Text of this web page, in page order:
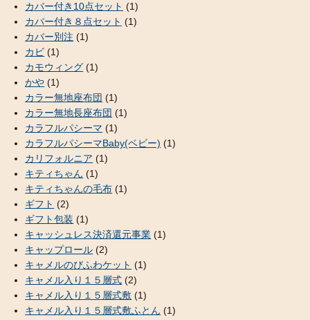
カバー付き10点セット (1)
カバー付き８点セット (1)
カバー別注 (1)
カビ (1)
カモウィング (1)
かや (1)
カラー無地座布団 (1)
カラー無地長座布団 (1)
カラフルパシーマ (1)
カラフルパシーマBaby(ベビー) (1)
カリフォルニア (1)
キティちゃん (1)
キティちゃんの毛布 (1)
ギフト (2)
ギフト包装 (1)
キャッシュレス決済還元事業 (1)
キャップロール (2)
キャメルのびふわケット (1)
キャメル入り１５層式 (2)
キャメル入り１５層式敷 (1)
キャメル入り１５層式敷ふとん (1)